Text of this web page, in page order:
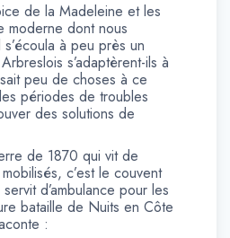
de la Madeleine et les
moderne dont nous
à peu près un
s’adaptèrent-ils à
peu de choses à ce
périodes de troubles
des solutions de
de 1870 qui vit de
c’est le couvent
d’ambulance pour les
bataille de Nuits en Côte
: